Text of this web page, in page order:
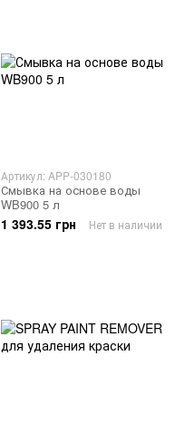
Артикул: APP-030180
Смывка на основе воды
WB900 5 л
1 393.55 грн Нет в наличии